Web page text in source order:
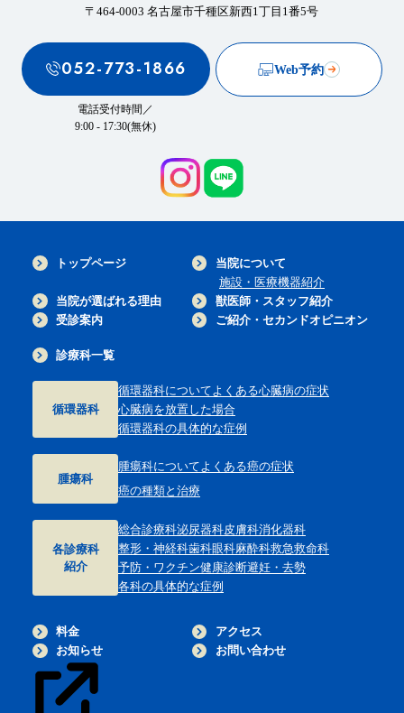
〒464-0003 名古屋市千種区新西1丁目1番5号
052-773-1866
電話受付時間／
9:00 - 17:30(無休)
Web予約
トップページ
当院について
施設・医療機器紹介
当院が選ばれる理由
獣医師・スタッフ紹介
受診案内
ご紹介・セカンドオピニオン
診療科一覧
循環器科
循環器科について よくある心臓病の症状
心臓病を放置した場合
循環器科の具体的な症例
腫瘍科
腫瘍科について よくある癌の症状
癌の種類と治療
各診療科
紹介
総合診療科泌尿器科皮膚科消化器科
整形・神経科歯科眼科麻酔科救急救命科
予防・ワクチン健康診断避妊・去勢
各科の具体的な症例
料金
アクセス
お知らせ
お問い合わせ